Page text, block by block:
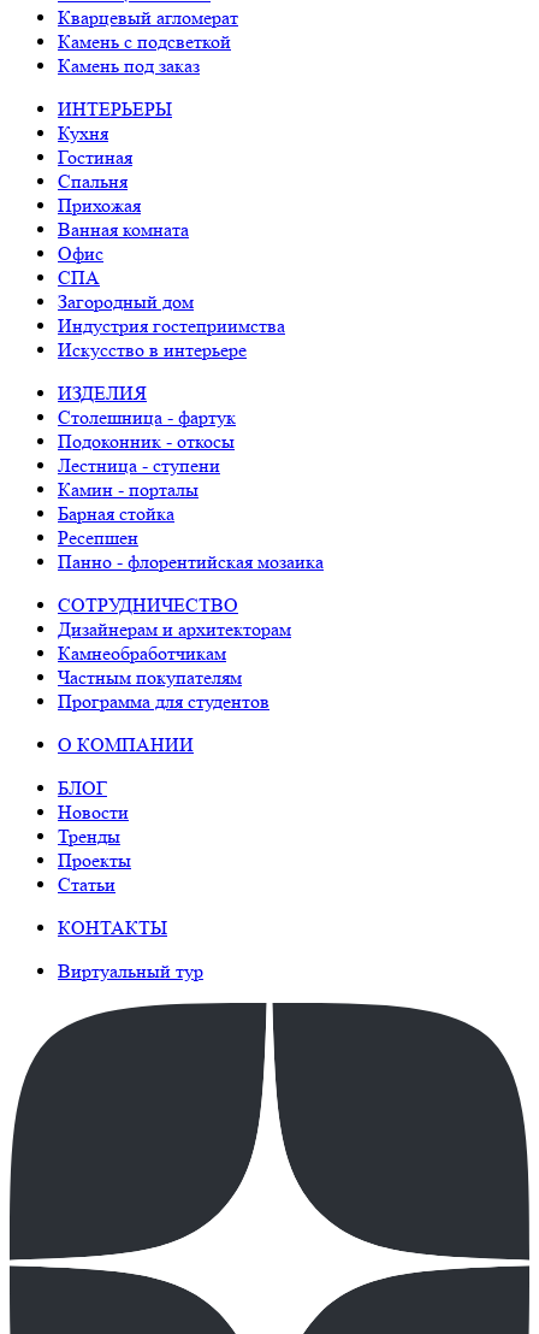
Кварцевый агломерат
Камень с подсветкой
Камень под заказ
ИНТЕРЬЕРЫ
Кухня
Гостиная
Спальня
Прихожая
Ванная комната
Офис
СПА
Загородный дом
Индустрия гостеприимства
Искусство в интерьере
ИЗДЕЛИЯ
Столешница - фартук
Подоконник - откосы
Лестница - ступени
Камин - порталы
Барная стойка
Ресепшен
Панно - флорентийская мозаика
СОТРУДНИЧЕСТВО
Дизайнерам и архитекторам
Камнеобработчикам
Частным покупателям
Программа для студентов
О КОМПАНИИ
БЛОГ
Новости
Тренды
Проекты
Статьи
КОНТАКТЫ
Виртуальный тур